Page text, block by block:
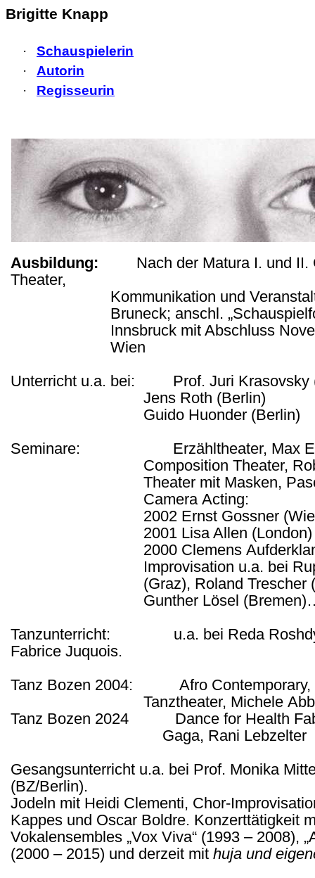
Brigitte Knapp
·
Schauspielerin
·
Autorin
·
Regisseurin
Ausbildung: Nach der Matura I. und II.
Theater,
Kommunikation und
Bruneck; anschl.
Innsbruck mit Abschluss
Wien
Unterricht u.a. bei: Prof. Juri Krasovsky
Jens Roth (Berlin)
Guido Huonder (Berlin)
Seminare: Erzähltheater, Max
Composition Theater,
Theater mit Masken,
Camera Acting:
2002 Ernst Gossner
2001 Lisa Allen (London)
2000 Clemens
Improvisation u.a. bei
(Graz), Roland Trescher
Gunther Lösel
Tanzunterricht: u.a. bei Reda Roshdy,
FabriceJuquois.
Tanz Bozen 2004:
Afro Contemporary,
Tanztheater, Michele
Tanz Bozen 2024
Dance for Health
Gaga, Rani Lebzelter
Gesangsunterricht u.a. bei Prof. Monika
(BZ/Berlin).
Jodeln mit Heidi Clementi, Chor-
Kappes und Oscar Boldre. Konzerttätigkeit
Vokalensembles „Vox Viva“ (1993 – 2008),
(2000 – 2015) und derzeit mithuja und